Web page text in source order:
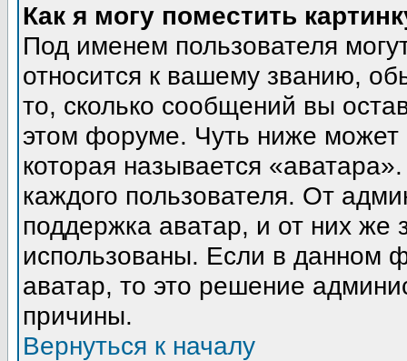
Как я могу поместить
Под именем пользователя
относится к вашему званию,
то, сколько сообщений вы
этом форуме. Чуть ниже может
которая называется
каждого пользователя. От
поддержка аватар, и от них же
использованы. Если в данном
аватар, то это решение
причины.
Вернуться к началу